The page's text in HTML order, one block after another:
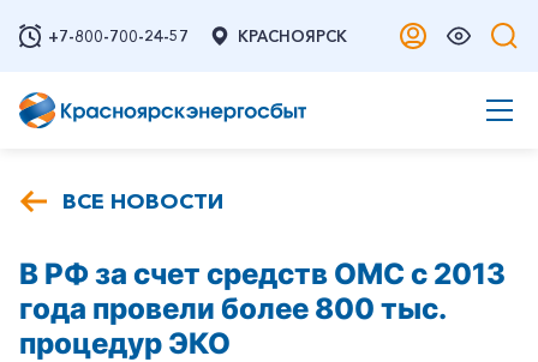
+7-800-700-24-57 КРАСНОЯРСК
ВСЕ НОВОСТИ
В РФ за счет средств ОМС с 2013
года провели более 800 тыс.
процедур ЭКО